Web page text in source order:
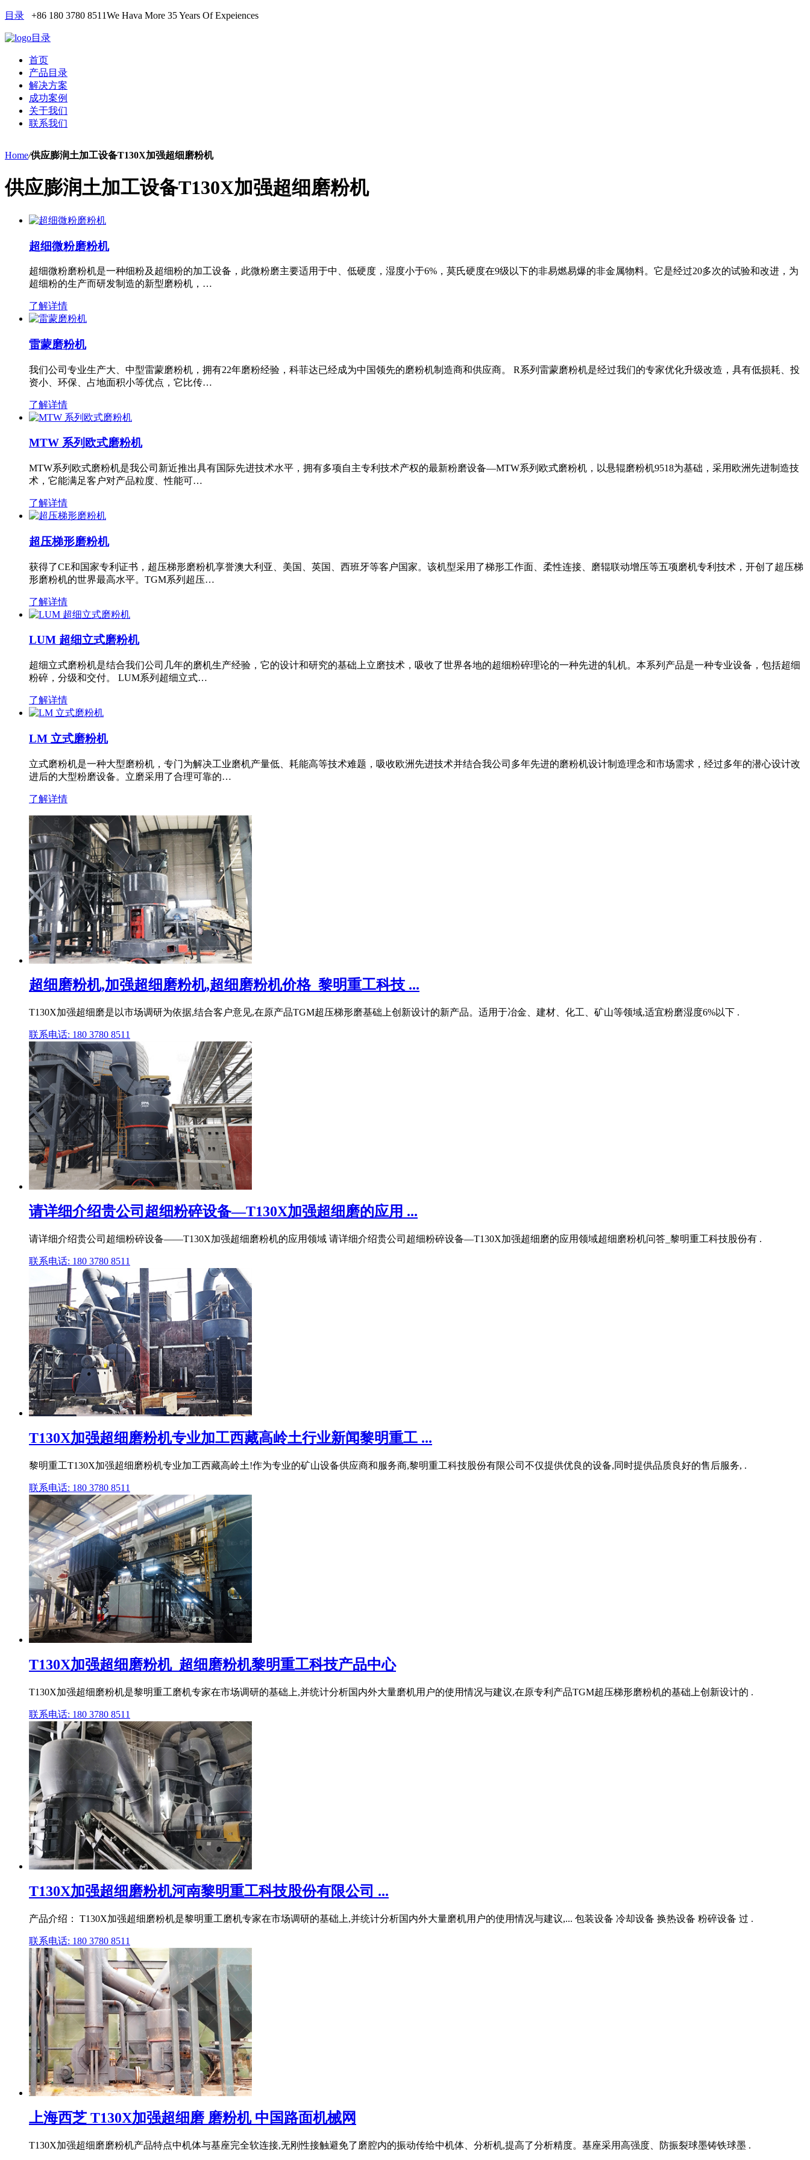
目录 +86 180 3780 8511We Hava More 35 Years Of Expeiences
目录
首页
产品目录
解决方案
成功案例
关于我们
联系我们
Home/供应膨润土加工设备T130X加强超细磨粉机
供应膨润土加工设备T130X加强超细磨粉机
超细微粉磨粉机
超细微粉磨粉机是一种细粉及超细粉的加工设备，此微粉磨主要适用于中、低硬度，湿度小于6%，莫氏硬度在9级以下的非易燃易爆的非金属物料。它是经过20多次的试验和改进，为
超细粉的生产而研发制造的新型磨粉机，…
了解详情
雷蒙磨粉机
我们公司专业生产大、中型雷蒙磨粉机，拥有22年磨粉经验，科菲达已经成为中国领先的磨粉机制造商和供应商。 R系列雷蒙磨粉机是经过我们的专家优化升级改造，具有低损耗、投
资小、环保、占地面积小等优点，它比传…
了解详情
MTW 系列欧式磨粉机
MTW系列欧式磨粉机是我公司新近推出具有国际先进技术水平，拥有多项自主专利技术产权的最新粉磨设备—MTW系列欧式磨粉机，以悬辊磨粉机9518为基础，采用欧洲先进制造技
术，它能满足客户对产品粒度、性能可…
了解详情
超压梯形磨粉机
获得了CE和国家专利证书，超压梯形磨粉机享誉澳大利亚、美国、英国、西班牙等客户国家。该机型采用了梯形工作面、柔性连接、磨辊联动增压等五项磨机专利技术，开创了超压梯
形磨粉机的世界最高水平。TGM系列超压…
了解详情
LUM 超细立式磨粉机
超细立式磨粉机是结合我们公司几年的磨机生产经验，它的设计和研究的基础上立磨技术，吸收了世界各地的超细粉碎理论的一种先进的轧机。本系列产品是一种专业设备，包括超细
粉碎，分级和交付。 LUM系列超细立式…
了解详情
LM 立式磨粉机
立式磨粉机是一种大型磨粉机，专门为解决工业磨机产量低、耗能高等技术难题，吸收欧洲先进技术并结合我公司多年先进的磨粉机设计制造理念和市场需求，经过多年的潜心设计改
进后的大型粉磨设备。立磨采用了合理可靠的…
了解详情
超细磨粉机,加强超细磨粉机,超细磨粉机价格_黎明重工科技 ...
T130X加强超细磨是以市场调研为依据,结合客户意见,在原产品TGM超压梯形磨基础上创新设计的新产品。适用于冶金、建材、化工、矿山等领域,适宜粉磨湿度6%以下 .
联系电话: 180 3780 8511
请详细介绍贵公司超细粉碎设备—T130X加强超细磨的应用 ...
请详细介绍贵公司超细粉碎设备——T130X加强超细磨粉机的应用领域 请详细介绍贵公司超细粉碎设备—T130X加强超细磨的应用领域超细磨粉机问答_黎明重工科技股份有 .
联系电话: 180 3780 8511
T130X加强超细磨粉机专业加工西藏高岭土行业新闻黎明重工 ...
黎明重工T130X加强超细磨粉机专业加工西藏高岭土!作为专业的矿山设备供应商和服务商,黎明重工科技股份有限公司不仅提供优良的设备,同时提供品质良好的售后服务, .
联系电话: 180 3780 8511
T130X加强超细磨粉机_超细磨粉机黎明重工科技产品中心
T130X加强超细磨粉机是黎明重工磨机专家在市场调研的基础上,并统计分析国内外大量磨机用户的使用情况与建议,在原专利产品TGM超压梯形磨粉机的基础上创新设计的 .
联系电话: 180 3780 8511
T130X加强超细磨粉机河南黎明重工科技股份有限公司 ...
产品介绍： T130X加强超细磨粉机是黎明重工磨机专家在市场调研的基础上,并统计分析国内外大量磨机用户的使用情况与建议,... 包装设备 冷却设备 换热设备 粉碎设备 过 .
联系电话: 180 3780 8511
上海西芝 T130X加强超细磨 磨粉机 中国路面机械网
T130X加强超细磨磨粉机产品特点中机体与基座完全软连接,无刚性接触避免了磨腔内的振动传给中机体、分析机,提高了分析精度。基座采用高强度、防振裂球墨铸铁球墨 .